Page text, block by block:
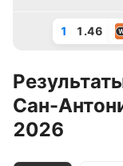
1 1.46
Сан-
2026